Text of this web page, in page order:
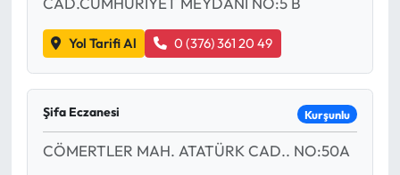
Yol Tarifi Al 0 (376) 361 20 49
Şifa Eczanesi Kurşunlu
CÖMERTLER MAH. ATATÜRK CAD.. NO:50A